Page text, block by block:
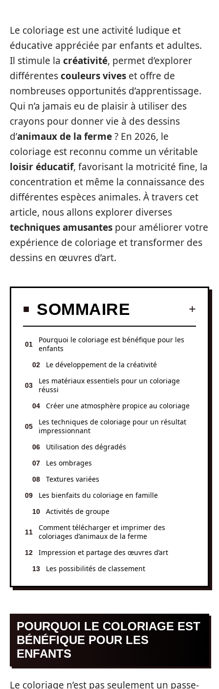
Le coloriage est une activité ludique et
éducative appréciée par enfants et adultes.
Il stimule la créativité, permet d’explorer
différentescouleurs vives et offre de
nombreuses opportunités d’apprentissage.
Qui n’a jamais eu de plaisir à utiliser des
crayons pour donner vie à des dessins
d’animaux de la ferme? En 2026, le
coloriage est reconnu comme un véritable
loisir éducatif, favorisant la motricité fine, la
concentration et même la connaissance des
différentes espèces animales. À travers cet
article, nous allons explorer diverses
techniques amusantes pour améliorer votre
expérience de coloriage et transformer des
dessins en œuvres d’art.
SOMMAIRE
Pourquoi le coloriage est bénéfique pour les
enfants
Le développement de la créativité
Les matériaux essentiels pour un coloriage
réussi
Créer une atmosphère propice au coloriage
Les techniques de coloriage pour un résultat
impressionnant
Utilisation des dégradés
Les ombrages
Textures variées
Les bienfaits du coloriage en famille
Activités de groupe
Comment télécharger et imprimer des
coloriages d’animaux de la ferme
Impression et partage des œuvres d’art
Les possibilités de classement
POURQUOI LE COLORIAGE EST
BÉNÉFIQUE POUR LES
ENFANTS
Le coloriage n’est pas seulement un passe-